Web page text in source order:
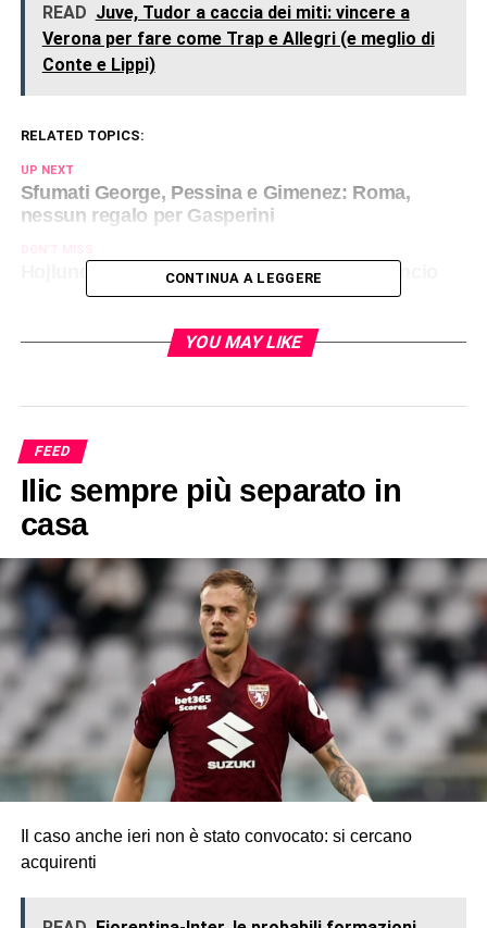
READ Juve, Tudor a caccia dei miti: vincere a
Verona per fare come Trap e Allegri (e meglio di
Conte e Lippi)
RELATED TOPICS:
UP NEXT
Sfumati George, Pessina e Gimenez: Roma,
nessun regalo per Gasperini
Hojlund al Napoli, ora è ufficiale: c'è l'annuncio
CONTINUA A LEGGERE
YOU MAY LIKE
FEED
Ilic sempre più separato in
casa
Il caso anche ieri non è stato convocato: si cercano
acquirenti